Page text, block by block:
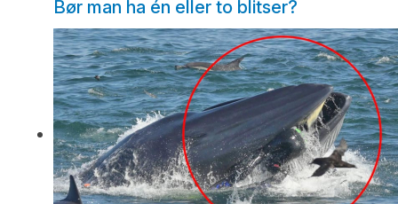
Bør man ha én eller to blitser?